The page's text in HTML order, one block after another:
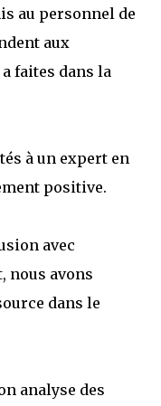
au personnel de
aux
faites dans la
à un expert en
positive.
avec
nous avons
dans le
analyse des